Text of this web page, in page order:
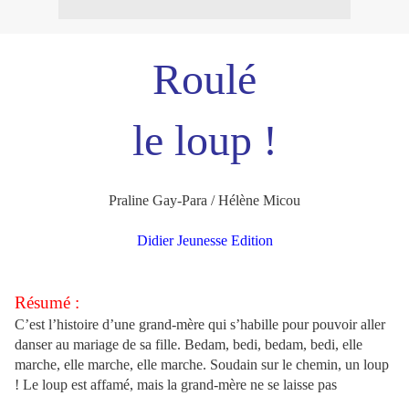
Roulé
le loup !
Praline Gay-Para / Hélène Micou
Didier Jeunesse Edition
Résumé :
C’est l’histoire d’une grand-mère qui s’habille pour pouvoir aller
danser au mariage de sa fille. Bedam, bedi, bedam, bedi, elle
marche, elle marche, elle marche. Soudain sur le chemin, un loup
! Le loup est affamé, mais la grand-mère ne se laisse pas